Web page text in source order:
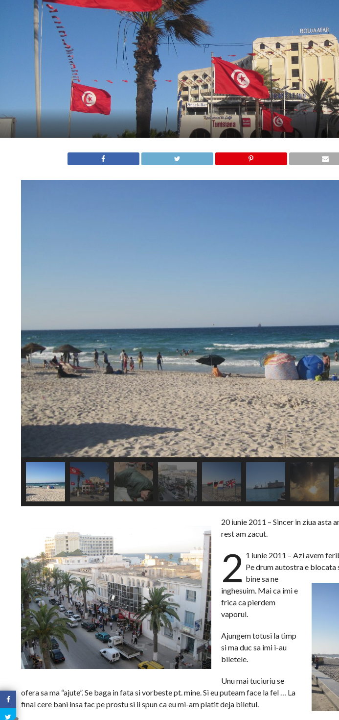
20 iunie 2011 – Sincer in ziua asta
rest am zacut.
2 1 iunie 2011 – Azi avem
Pe drum autostra e blocata
bine sa ne
inghesuim. Mai ca imi e
frica ca pierdem
vaporul.
Ajungem totusi la timp
si ma duc sa imi i-au
biletele.
Unu mai tuciuriu se
ofera sa ma “ajute”. Se baga in fata si vorbeste pt. mine. Si eu puteam face la fel … La
final cere bani insa fac pe prostu si ii spun ca eu mi-am platit deja biletul.